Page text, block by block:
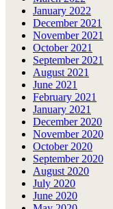
January 2022
December 2021
November 2021
October 2021
September 2021
August 2021
June 2021
February 2021
January 2021
December 2020
November 2020
October 2020
September 2020
August 2020
July 2020
June 2020